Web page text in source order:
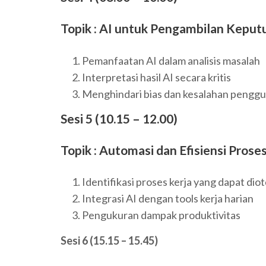
Topik : AI untuk Pengambilan
Pemanfaatan AI dalam analisis masalah
Interpretasi hasil AI secara kritis
Menghindari bias dan kesalahan
Sesi 5 (10.15 – 12.00)
Topik : Automasi dan Efisiensi Proses
Identifikasi proses kerja yang dapat
Integrasi AI dengan tools kerja harian
Pengukuran dampak produktivitas
Sesi 6 (15.15 – 15.45)